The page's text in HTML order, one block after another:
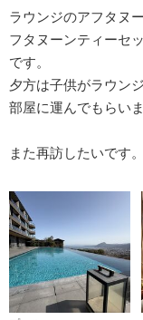
ラウンジのアフタヌ
フタヌーンティーセ
です。
夕方は子供がラウン
部屋に運んでもらいま
また再訪したいです。